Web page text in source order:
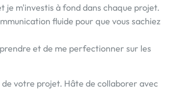
je m'investis à fond dans chaque projet.
fluide pour que vous sachiez
et de me perfectionner sur les
votre projet. Hâte de collaborer avec